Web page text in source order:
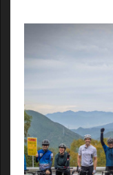
イクリストが集結し
国は19カ国＆地域
ーストラリア国内
都市型グランフォ
World Series」の公
110kmカテゴリー
れ、年代別上位25％
権を獲得できる。市
確かな競技の緊張感
イト）。 大会前日
ブルードラゴン」チ